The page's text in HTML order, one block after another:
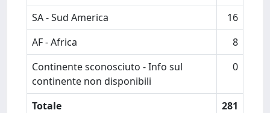
SA - Sud America
16
AF - Africa
8
Continente sconosciuto - Info sul
continente non disponibili
0
Totale 281